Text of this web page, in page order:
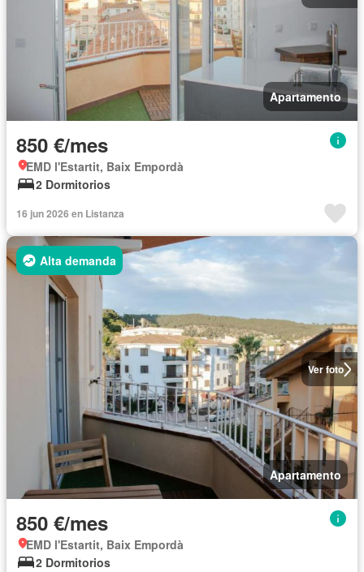
Apartamento
850 €/mes
EMD l'Estartit, Baix Empordà
2 Dormitorios
16 jun 2026 en Listanza
Ver foto
Alta demanda
Apartamento
850 €/mes
EMD l'Estartit, Baix Empordà
2 Dormitorios